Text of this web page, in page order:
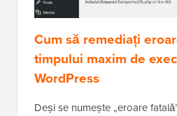
Cum să remediați
timpului maxim de
WordPress
Deși se numește „eroare